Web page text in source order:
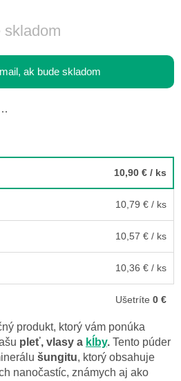
skladom
ak bude skladom
10,90 € / ks
10,79 € / ks
10,57 € / ks
10,36 € / ks
Ušetríte 0 €
produkt, ktorý vám ponúka
pleť, vlasy a kĺby. Tento púder
šungitu, ktorý obsahuje
nanočastíc, známych aj ako